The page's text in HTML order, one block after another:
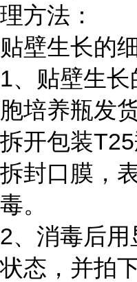
理方法：
贴壁生长的
1、贴壁生
胞培养瓶发
拆开包装
拆封口膜，
毒。
2、消毒后
状态，并拍